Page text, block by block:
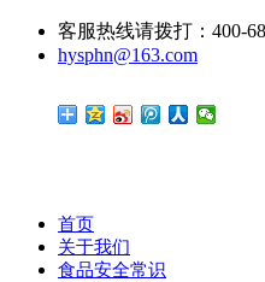
客服热线请拨打：400-
hysphn@163.com
首页
关于我们
食品安全常识